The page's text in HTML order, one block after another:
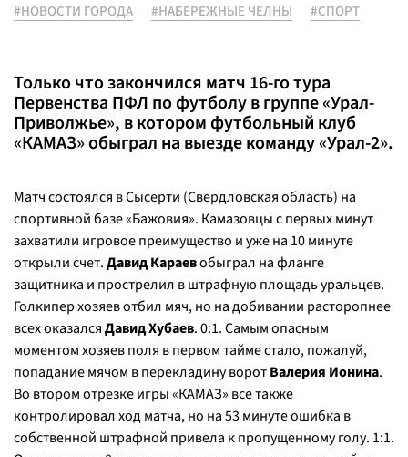
#НОВОСТИ ГОРОДА #НАБЕРЕЖНЫЕ ЧЕЛНЫ #СПОРТ
Только что закончился матч 16-го тура
Первенства ПФЛ по футболу в группе «Урал-
Приволжье», в котором футбольный клуб
«КАМАЗ» обыграл на выезде команду «Урал-2».
Матч состоялся в Сысерти (Свердловская область) на
спортивной базе «Бажовия». Камазовцы с первых минут
захватили игровое преимущество и уже на 10 минуте
открыли счет.Давид Караевобыграл на фланге
защитника и прострелил в штрафную площадь уральцев.
Голкипер хозяев отбил мяч, но на добивании расторопнее
всех оказалсяДавид Хубаев. 0:1. Самым опасным
моментом хозяев поля в первом тайме стало, пожалуй,
попадание мячом в перекладину воротВалерия Ионина.
Во втором отрезке игры «КАМАЗ» все также
контролировал ход матча, но на 53 минуте ошибка в
собственной штрафной привела к пропущенному голу. 1:1.